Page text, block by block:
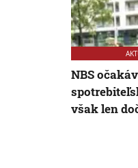
NBS
však len